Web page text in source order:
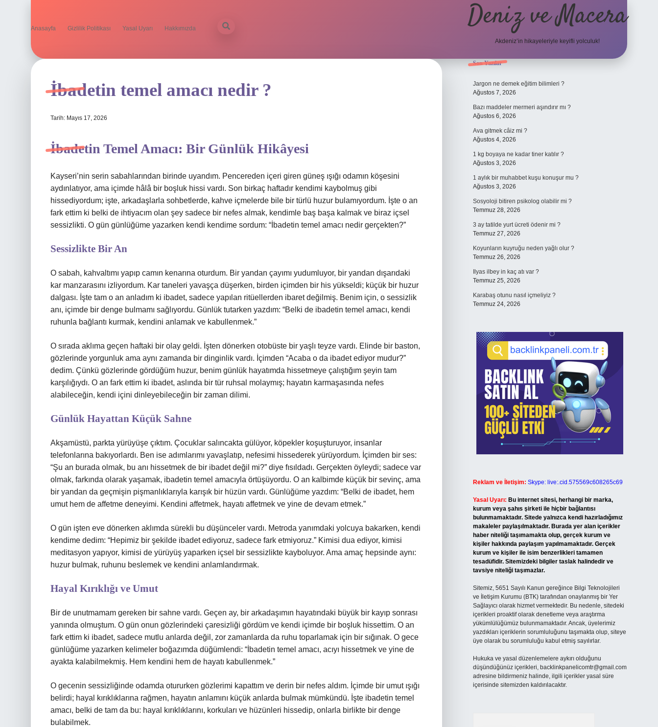
Anasayfa Gizlilik Politikası Yasal Uyarı Hakkımızda Deniz ve Macera
Akdeniz’in hikayeleriyle keyifli yolculuk!
İbadetin temel amacı nedir ?
Tarih: Mayıs 17, 2026
İbadetin Temel Amacı: Bir Günlük Hikâyesi
Kayseri’nin serin sabahlarından birinde uyandım. Pencereden içeri giren güneş ışığı odamın köşesini
aydınlatıyor, ama içimde hâlâ bir boşluk hissi vardı. Son birkaç haftadır kendimi kaybolmuş gibi
hissediyordum; işte, arkadaşlarla sohbetlerde, kahve içmelerde bile bir türlü huzur bulamıyordum. İşte o an
fark ettim ki belki de ihtiyacım olan şey sadece bir nefes almak, kendimle baş başa kalmak ve biraz içsel
sessizlikti. O gün günlüğüme yazarken kendi kendime sordum: “İbadetin temel amacı nedir gerçekten?”
Sessizlikte Bir An
O sabah, kahvaltımı yapıp camın kenarına oturdum. Bir yandan çayımı yudumluyor, bir yandan dışarıdaki
kar manzarasını izliyordum. Kar taneleri yavaşça düşerken, birden içimden bir his yükseldi; küçük bir huzur
dalgası. İşte tam o an anladım ki ibadet, sadece yapılan ritüellerden ibaret değilmiş. Benim için, o sessizlik
anı, içimde bir denge bulmamı sağlıyordu. Günlük tutarken yazdım: “Belki de ibadetin temel amacı, kendi
ruhunla bağlantı kurmak, kendini anlamak ve kabullenmek.”
O sırada aklıma geçen haftaki bir olay geldi. İşten dönerken otobüste bir yaşlı teyze vardı. Elinde bir baston,
gözlerinde yorgunluk ama aynı zamanda bir dinginlik vardı. İçimden “Acaba o da ibadet ediyor mudur?”
dedim. Çünkü gözlerinde gördüğüm huzur, benim günlük hayatımda hissetmeye çalıştığım şeyin tam
karşılığıydı. O an fark ettim ki ibadet, aslında bir tür ruhsal molaymış; hayatın karmaşasında nefes
alabileceğin, kendi içini dinleyebileceğin bir zaman dilimi.
Günlük Hayattan Küçük Sahne
Akşamüstü, parkta yürüyüşe çıktım. Çocuklar salıncakta gülüyor, köpekler koşuşturuyor, insanlar
telefonlarına bakıyorlardı. Ben ise adımlarımı yavaşlatıp, nefesimi hissederek yürüyordum. İçimden bir ses:
“Şu an burada olmak, bu anı hissetmek de bir ibadet değil mi?” diye fısıldadı. Gerçekten öyleydi; sadece var
olmak, farkında olarak yaşamak, ibadetin temel amacıyla örtüşüyordu. O an kalbimde küçük bir sevinç, ama
bir yandan da geçmişin pişmanlıklarıyla karışık bir hüzün vardı. Günlüğüme yazdım: “Belki de ibadet, hem
umut hem de affetme deneyimi. Kendini affetmek, hayatı affetmek ve yine de devam etmek.”
O gün işten eve dönerken aklımda sürekli bu düşünceler vardı. Metroda yanımdaki yolcuya bakarken, kendi
kendime dedim: “Hepimiz bir şekilde ibadet ediyoruz, sadece fark etmiyoruz.” Kimisi dua ediyor, kimisi
meditasyon yapıyor, kimisi de yürüyüş yaparken içsel bir sessizlikte kayboluyor. Ama amaç hepsinde aynı:
huzur bulmak, ruhunu beslemek ve kendini anlamlandırmak.
Hayal Kırıklığı ve Umut
Bir de unutmamam gereken bir sahne vardı. Geçen ay, bir arkadaşımın hayatındaki büyük bir kayıp sonrası
yanında olmuştum. O gün onun gözlerindeki çaresizliği gördüm ve kendi içimde bir boşluk hissettim. O an
fark ettim ki ibadet, sadece mutlu anlarda değil, zor zamanlarda da ruhu toparlamak için bir sığınak. O gece
günlüğüme yazarken kelimeler boğazımda düğümlendi: “İbadetin temel amacı, acıyı hissetmek ve yine de
ayakta kalabilmekmiş. Hem kendini hem de hayatı kabullenmek.”
O gecenin sessizliğinde odamda otururken gözlerimi kapattım ve derin bir nefes aldım. İçimde bir umut ışığı
belirdi; hayal kırıklıklarına rağmen, hayatın anlamını küçük anlarda bulmak mümkündü. İşte ibadetin temel
amacı, belki de tam da bu: hayal kırıklıklarını, korkuları ve hüzünleri hissedip, onlarla birlikte bir denge
bulabilmek.
Sidebar
Son Yazılar
Jargon ne demek eğitim bilimleri ?
Ağustos 7, 2026
Bazı maddeler mermeri aşındırır mı ?
Ağustos 6, 2026
Ava gitmek câiz mi ?
Ağustos 4, 2026
1 kg boyaya ne kadar tiner katılır ?
Ağustos 3, 2026
1 aylık bir muhabbet kuşu konuşur mu ?
Ağustos 3, 2026
Sosyoloji bitiren psikolog olabilir mi ?
Temmuz 28, 2026
3 ay tatilde yurt ücreti ödenir mi ?
Temmuz 27, 2026
Koyunların kuyruğu neden yağlı olur ?
Temmuz 26, 2026
Ilyas ilbey in kaç atı var ?
Temmuz 25, 2026
Karabaş otunu nasıl içmeliyiz ?
Temmuz 24, 2026
Reklam ve İletişim: Skype: live:.cid.575569c608265c69
Yasal Uyarı: Bu internet sitesi, herhangi bir marka,
kurum veya şahıs şirketi ile hiçbir bağlantısı
bulunmamaktadır. Sitede yalnızca kendi hazırladığımız
makaleler paylaşılmaktadır. Burada yer alan içerikler
haber niteliği taşımamakta olup, gerçek kurum ve
kişiler hakkında paylaşım yapılmamaktadır. Gerçek
kurum ve kişiler ile isim benzerlikleri tamamen
tesadüfidir. Sitemizdeki bilgiler taslak halindedir ve
tavsiye niteliği taşımazlar.
Sitemiz, 5651 Sayılı Kanun gereğince Bilgi Teknolojileri
ve İletişim Kurumu (BTK) tarafından onaylanmış bir Yer
Sağlayıcı olarak hizmet vermektedir. Bu nedenle, sitedeki
içerikleri proaktif olarak denetleme veya araştırma
yükümlülüğümüz bulunmamaktadır. Ancak, üyelerimiz
yazdıkları içeriklerin sorumluluğunu taşımakta olup, siteye
üye olarak bu sorumluluğu kabul etmiş sayılırlar.
Hukuka ve yasal düzenlemelere aykırı olduğunu
düşündüğünüz içerikleri, backlinkpanelicomtr@gmail.com
adresine bildirmeniz halinde, ilgili içerikler yasal süre
içerisinde sitemizden kaldırılacaktır.